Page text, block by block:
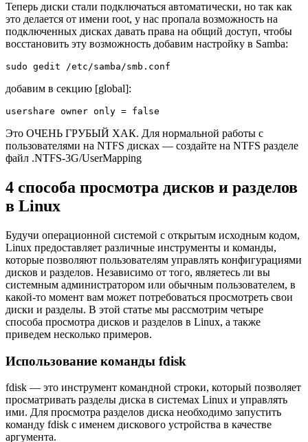
Теперь диски стали подключаться автоматически, но так как
это делается от имени root, у нас пропала возможность на
подключенных дисках давать права на общий доступ, чтобы
восстановить эту возможность добавим настройку в Samba:
sudo gedit /etc/samba/smb.conf
добавим в секцию [global]:
usershare owner only = false
Это ОЧЕНЬ ГРУБЫЙ ХАК. Для нормальной работы с
пользователями на NTFS дисках — создайте на NTFS разделе
файл .NTFS-3G/UserMapping
4 способа просмотра дисков и разделов
в Linux
Будучи операционной системой с открытым исходным кодом,
Linux предоставляет различные инструменты и команды,
которые позволяют пользователям управлять конфигурациями
дисков и разделов. Независимо от того, являетесь ли вы
системным администратором или обычным пользователем, в
какой-то момент вам может потребоваться просмотреть свои
диски и разделы. В этой статье мы рассмотрим четыре
способа просмотра дисков и разделов в Linux, а также
приведем несколько примеров.
Использование команды fdisk
fdisk — это инструмент командной строки, который позволяет
просматривать разделы диска в системах Linux и управлять
ими. Для просмотра разделов диска необходимо запустить
команду fdisk с именем дискового устройства в качестве
аргумента.